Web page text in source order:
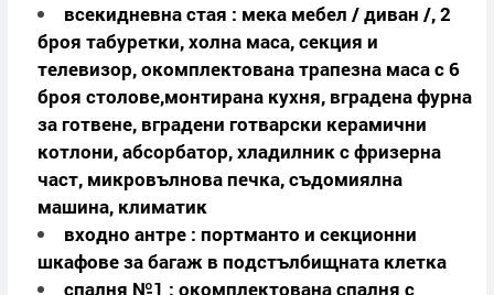
всекидневна стая : мека мебел / диван /, 2
броя табуретки, холна маса, секция и
телевизор,окомплектована трапезна маса с 6
броя столове,монтирана кухня, вградена фурна
за готвене, вградени готварски керамични
котлони, абсорбатор, хладилник с фризерна
част, микровълнова печка, съдомиялна
машина, климатик
входно антре : портманто и секционни
шкафове за багаж в подстълбищната клетка
спалня №1 : окомплектована спалня с